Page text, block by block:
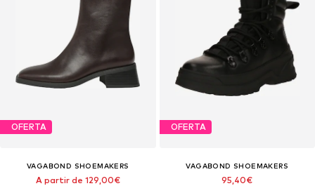
OFERTA
VAGABOND SHOEMAKERS
A partir de 129,00€
OFERTA
VAGABOND SHOEMAKERS
95,40€